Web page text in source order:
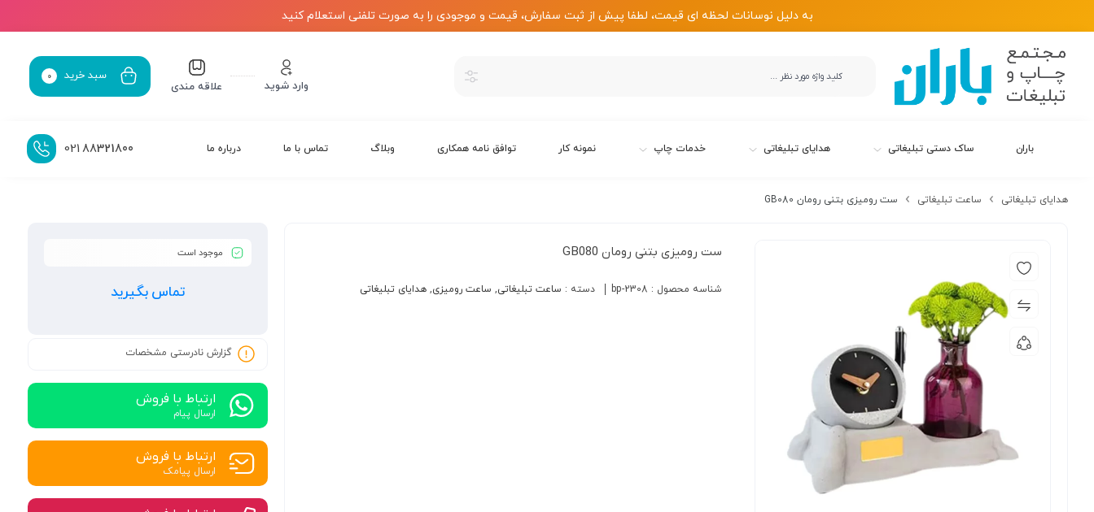
به دلیل نوسانات لحظه ای قیمت، لطفا پیش از ثبت سفارش، قیمت و موجودی را به صورت تلفنی استعلام کنید
وارد شوید علاقه مندی
سبد خرید 0
باران ساک دستی تبلیغاتی هدایای تبلیغاتی خدمات چاپ نمونه کار توافق نامه همکاری وبلاگ تماس با ما درباره ما 88321800
021
هدایای تبلیغاتی ساعت تبلیغاتی ست رومیزی بتنی رومان GB080
ست رومیزی بتنی رومان GB080
شناسه محصول : bp-2308 دسته : ساعت تبلیغاتی, ساعت رومیزی, هدایای تبلیغاتی
موجود است
تماس بگیرید
گزارش نادرستی مشخصات
ارتباط با فروش
ارسال پیام
ارتباط با فروش
ارسال پیامک